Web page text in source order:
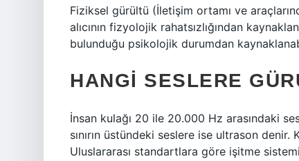
Fiziksel gürültü (İletişim ortamı ve
alıcının fizyolojik rahatsızlığından
bulunduğu psikolojik durumdan
HANGI SESLERE
İnsan kulağı 20 ile 20.000 Hz arasındaki
sınırın üstündeki seslere ise ultrason
Uluslararası standartlara göre işitme